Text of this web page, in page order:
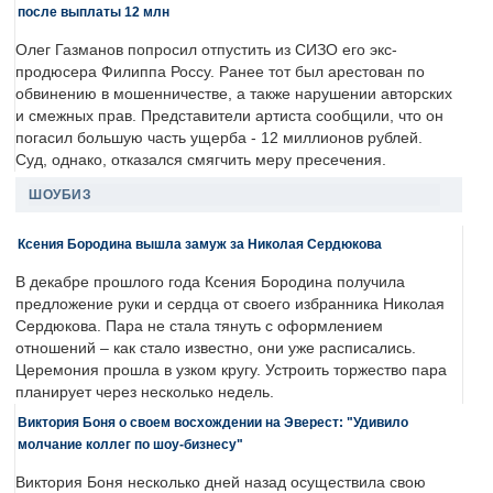
после выплаты 12 млн
Олег Газманов попросил отпустить из СИЗО его экс-
продюсера Филиппа Россу. Ранее тот был арестован по
обвинению в мошенничестве, а также нарушении авторских
и смежных прав. Представители артиста сообщили, что он
погасил большую часть ущерба - 12 миллионов рублей.
Суд, однако, отказался смягчить меру пресечения.
ШОУБИЗ
Ксения Бородина вышла замуж за Николая Сердюкова
В декабре прошлого года Ксения Бородина получила
предложение руки и сердца от своего избранника Николая
Сердюкова. Пара не стала тянуть с оформлением
отношений – как стало известно, они уже расписались.
Церемония прошла в узком кругу. Устроить торжество пара
планирует через несколько недель.
Виктория Боня о своем восхождении на Эверест: "Удивило
молчание коллег по шоу-бизнесу"
Виктория Боня несколько дней назад осуществила свою